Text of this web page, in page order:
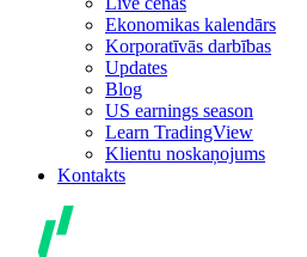
Ekonomikas kalendārs
Korporatīvās darbības
Updates
Blog
US earnings season
Learn TradingView
Klientu noskaņojums
Kontakts